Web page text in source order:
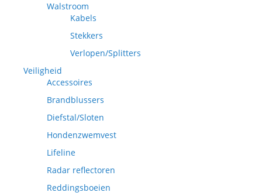
Walstroom
Kabels
Stekkers
Verlopen/Splitters
Veiligheid
Accessoires
Brandblussers
Diefstal/Sloten
Hondenzwemvest
Lifeline
Radar reflectoren
Reddingsboeien